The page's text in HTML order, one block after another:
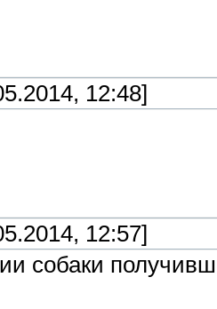
12:48]
12:57]
собаки